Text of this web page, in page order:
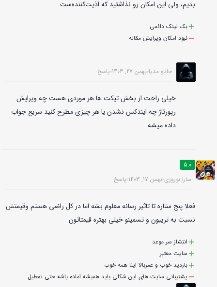
بدیم، ولی این امکان رو نذاشتید که اذیت‌کننده‌ست
بک لینک‌ دائمی
نبود امکان ویرایش مقاله
جادو مدیا بهمن 27, 1403 پاسخ
خیلی راحت از بخش تیکت ها هر موردی هست چه ویرایش
رپورتاژ چه ایندکس نشدن یا هر چیزی مطرح کنید سریع جواب
داده میشه
5.0
سارا نوروزی بهمن 17, 1403 پاسخ
فعلا پنج ستاره تا تاثیر رسانه معلوم بشه اما در کل راضی هستم وقیمتش
نسبت به تریبون و تسمینو خیلی بهتره قیمتاتون
انتشاز سر موعد
سایت معتبر
بازدید خوب و عمربالا اینا همه خوب
پشتیبانی سایت های این شکلی باید همیشه اماده باشه حتی تعطیل